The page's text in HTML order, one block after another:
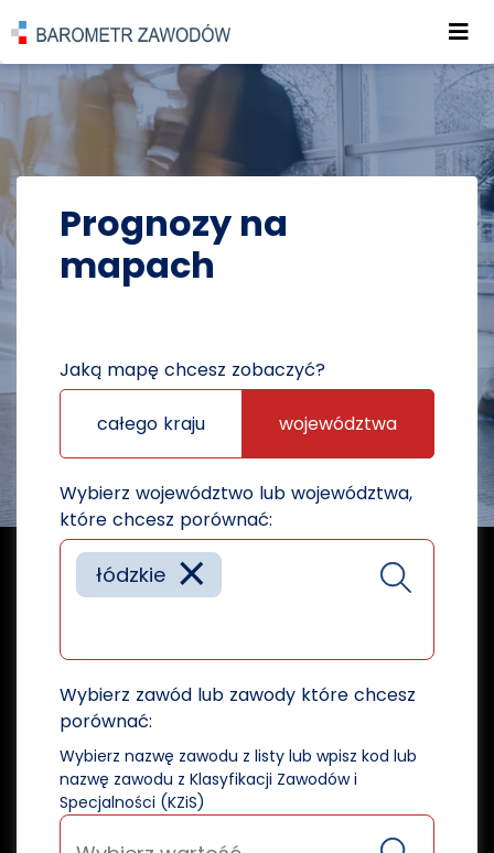
POWRÓT DO STRONY GŁÓWNEJ
PROGNOZY PROGNOZY NA MAPACH
Prognozy na
mapach
Jaką mapę chcesz zobaczyć?
całego kraju województwa
Wybierz województwo lub województwa,
które chcesz porównać:
×
łódzkie
Wybierz zawód lub zawody które chcesz
porównać:
Wybierz nazwę zawodu z listy lub wpisz kod lub
nazwę zawodu z Klasyfikacji Zawodów i
Specjalności (KZiS)